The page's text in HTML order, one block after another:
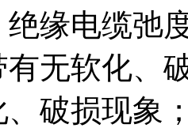
绝缘电缆弛
无软化、
、破损现象